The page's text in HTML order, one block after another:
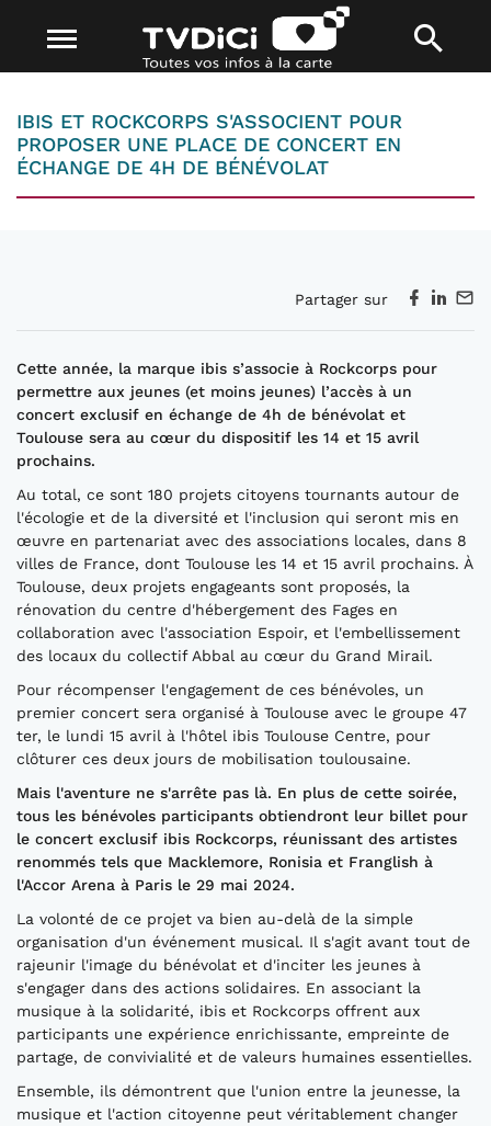
IBIS ET ROCKCORPS S'ASSOCIENT POUR
PROPOSER UNE PLACE DE CONCERT EN
ÉCHANGE DE 4H DE BÉNÉVOLAT
Partager sur
Cette année, la marque ibis s’associe à Rockcorps pour
permettre aux jeunes (et moins jeunes) l’accès à un
concert exclusif en échange de 4h de bénévolat et
Toulouse sera au cœur du dispositif les 14 et 15 avril
prochains.
Au total, ce sont 180 projets citoyens tournants autour de
l'écologie et de la diversité et l'inclusion qui seront mis en
œuvre en partenariat avec des associations locales, dans 8
villes de France, dont Toulouse les 14 et 15 avril prochains. À
Toulouse, deux projets engageants sont proposés, la
rénovation du centre d'hébergement des Fages en
collaboration avec l'association Espoir, et l'embellissement
des locaux du collectif Abbal au cœur du Grand Mirail.
Pour récompenser l'engagement de ces bénévoles, un
premier concert sera organisé à Toulouse avec le groupe 47
ter, le lundi 15 avril à l'hôtel ibis Toulouse Centre, pour
clôturer ces deux jours de mobilisation toulousaine.
Mais l'aventure ne s'arrête pas là. En plus de cette soirée,
tous les bénévoles participants obtiendront leur billet pour
le concert exclusif ibis Rockcorps, réunissant des artistes
renommés tels que Macklemore, Ronisia et Franglish à
l'Accor Arena à Paris le 29 mai 2024.
La volonté de ce projet va bien au-delà de la simple
organisation d'un événement musical. Il s'agit avant tout de
rajeunir l'image du bénévolat et d'inciter les jeunes à
s'engager dans des actions solidaires. En associant la
musique à la solidarité, ibis et Rockcorps offrent aux
participants une expérience enrichissante, empreinte de
partage, de convivialité et de valeurs humaines essentielles.
Ensemble, ils démontrent que l'union entre la jeunesse, la
musique et l'action citoyenne peut véritablement changer